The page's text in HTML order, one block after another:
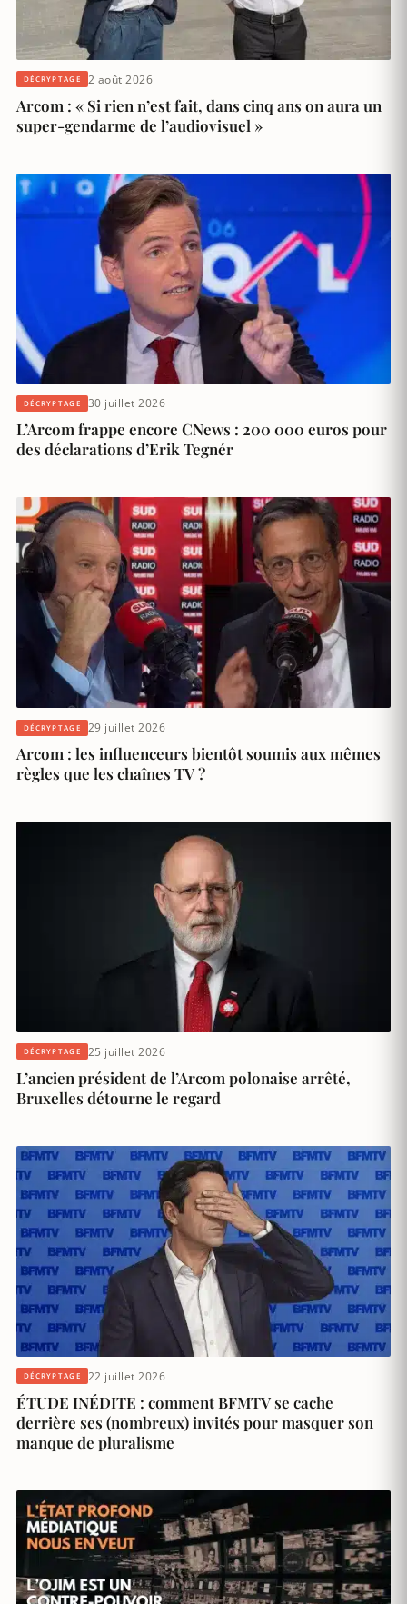
DÉCRYPTAGE 2 août 2026
Arcom : « Si rien n’est fait, dans cinq ans on aura un
super-gendarme de l’audiovisuel »
DÉCRYPTAGE 30 juillet 2026
L’Arcom frappe encore CNews : 200 000 euros pour
des déclarations d’Erik Tegnér
DÉCRYPTAGE 29 juillet 2026
Arcom : les influenceurs bientôt soumis aux mêmes
règles que les chaînes TV ?
DÉCRYPTAGE 25 juillet 2026
L’ancien président de l’Arcom polonaise arrêté,
Bruxelles détourne le regard
DÉCRYPTAGE 22 juillet 2026
ÉTUDE INÉDITE : comment BFMTV se cache
derrière ses (nombreux) invités pour masquer son
manque de pluralisme